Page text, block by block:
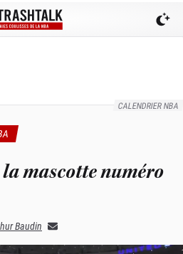
CALENDRIER NBA
mascotte numéro
Baudin